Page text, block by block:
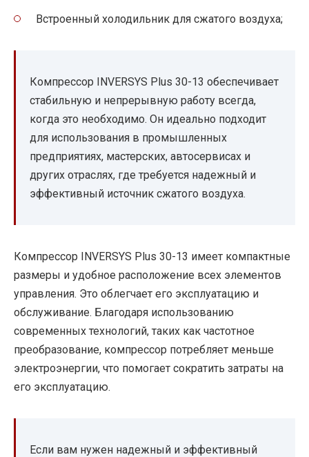
Встроенный холодильник для сжатого воздуха;
Компрессор INVERSYS Plus 30-13 обеспечивает
стабильную и непрерывную работу всегда,
когда это необходимо. Он идеально подходит
для использования в промышленных
предприятиях, мастерских, автосервисах и
других отраслях, где требуется надежный и
эффективный источник сжатого воздуха.
Компрессор INVERSYS Plus 30-13 имеет компактные
размеры и удобное расположение всех элементов
управления. Это облегчает его эксплуатацию и
обслуживание. Благодаря использованию
современных технологий, таких как частотное
преобразование, компрессор потребляет меньше
электроэнергии, что помогает сократить затраты на
его эксплуатацию.
Если вам нужен надежный и эффективный